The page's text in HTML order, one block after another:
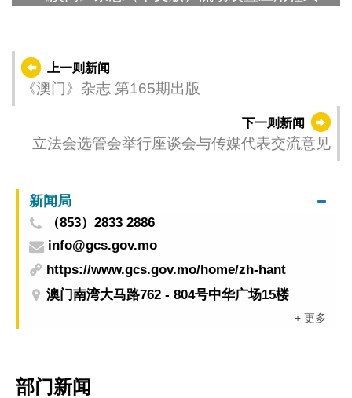
上一则新闻
《澳门》杂志 第165期出版
下一则新闻
立法会选管会举行座谈会与传媒代表交流意见
新闻局
（853）2833 2886
info@gcs.gov.mo
https://www.gcs.gov.mo/home/zh-hant
澳门南湾大马路762 - 804号中华广场15楼
+ 更多
部门新闻